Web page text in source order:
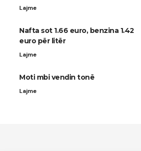
Lajme
Nafta sot 1.66 euro, benzina 1.42
euro për litër
Lajme
Moti mbi vendin tonë
Lajme